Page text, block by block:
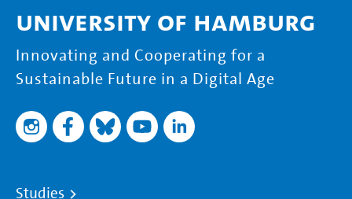
University of Hamburg
Innovating and Cooperating for a
Sustainable Future in a Digital Age
Studies